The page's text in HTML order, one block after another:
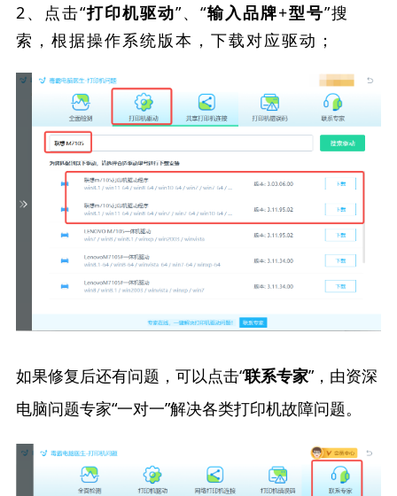
2、点击“打印机驱动”、“输入品牌+型号”搜
索，根据操作系统版本，下载对应驱动；
如果修复后还有问题，可以点击“联系专家”，由资深
电脑问题专家“一对一”解决各类打印机故障问题。